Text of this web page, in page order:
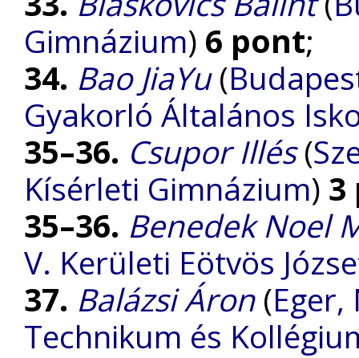
Gimnázium) 6 pont;
34. Bao JiaYu(
Gyakorló Általános
35–36. Csupor Illés(
Kísérleti Gimnázium) 3
35–36. Benedek Noel
V. Kerületi Eötvös
37. Balázsi Áron(
Technikum és